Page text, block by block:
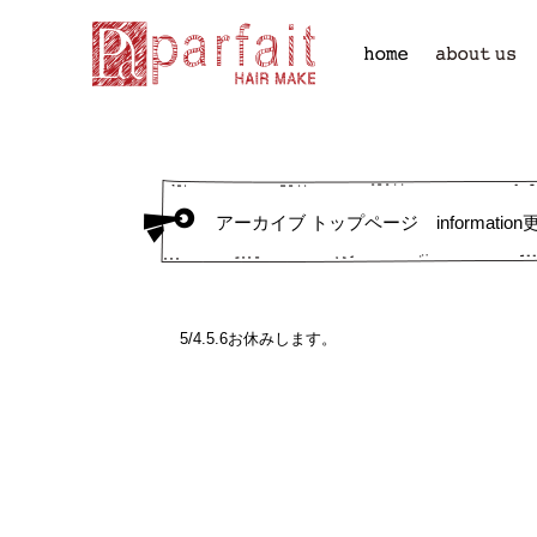
アーカイブ トップページ information
5/4.5.6お休みします。